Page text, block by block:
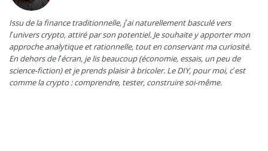
Issu de la finance traditionnelle, j’ai naturellement basculé vers
l’univers crypto, attiré par son potentiel. Je souhaite y apporter mon
approche analytique et rationnelle, tout en conservant ma curiosité.
En dehors de l’écran, je lis beaucoup (économie, essais, un peu de
science-fiction) et je prends plaisir à bricoler. Le DIY, pour moi, c’est
comme la crypto : comprendre, tester, construire soi-même.